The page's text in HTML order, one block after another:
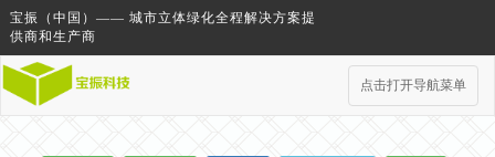
宝振（中国）—— 城市立体绿化全程解决方案提
供商和生产商
点击打开导航菜单